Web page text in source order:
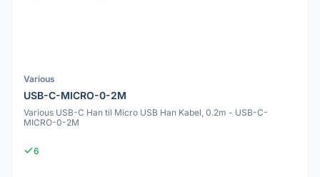
Various
USB-C-MICRO-0-2M
Various USB-C Han til Micro USB Han Kabel, 0.2m - USB-C-
MICRO-0-2M
6